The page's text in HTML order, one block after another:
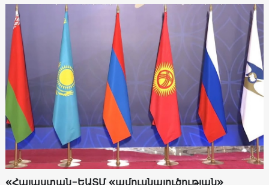
«Հայաստան-ԵԱՏՄ «ամուսնալուծության»